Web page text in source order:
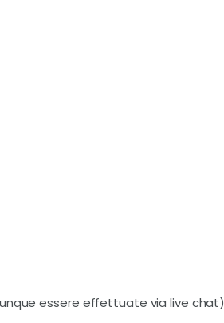
essere effettuate via live chat)